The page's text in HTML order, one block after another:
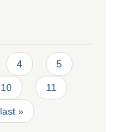
4 5
10 11
last »